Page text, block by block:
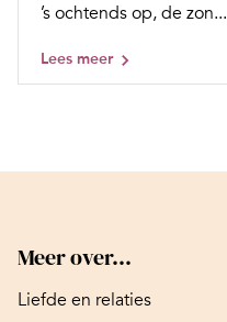
’s ochtends op, de zon...
Lees meer
Meer over...
Liefde en relaties